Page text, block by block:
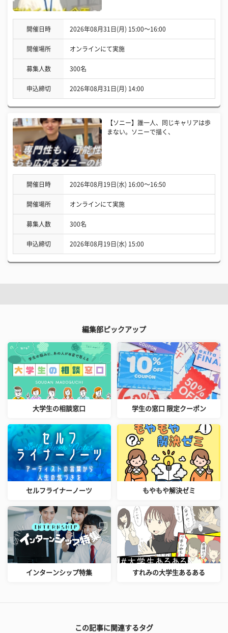
開催日時 2026年08月31日(月) 15:00〜16:00
開催場所 オンラインにて実施
募集人数 300名
申込締切 2026年08月31日(月) 14:00
【ソニー】誰一人、同じキャリアは歩
まない。ソニーで描く、
開催日時 2026年08月19日(水) 16:00〜16:50
開催場所 オンラインにて実施
募集人数 300名
申込締切 2026年08月19日(水) 15:00
編集部ピックアップ
大学生の相談窓口 学生の窓口 限定クーポン
セルフライナーノーツ もやもや解決ゼミ
インターンシップ特集 すれみの大学生あるある
この記事に関連するタグ